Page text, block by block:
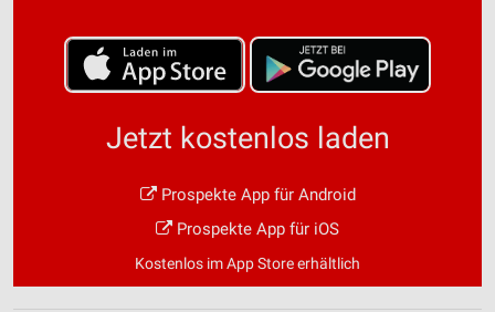
Jetzt kostenlos laden
Prospekte App für Android
Prospekte App für iOS
Kostenlos im App Store erhältlich